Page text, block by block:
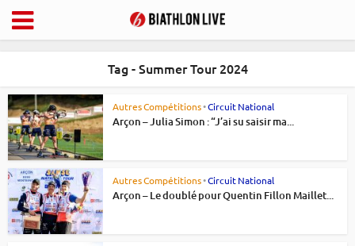
Tag - Summer Tour 2024
Autres Compétitions•Circuit National
Arçon – Julia Simon : “J’ai su saisir ma...
Autres Compétitions•Circuit National
Arçon – Le doublé pour Quentin Fillon Maillet...